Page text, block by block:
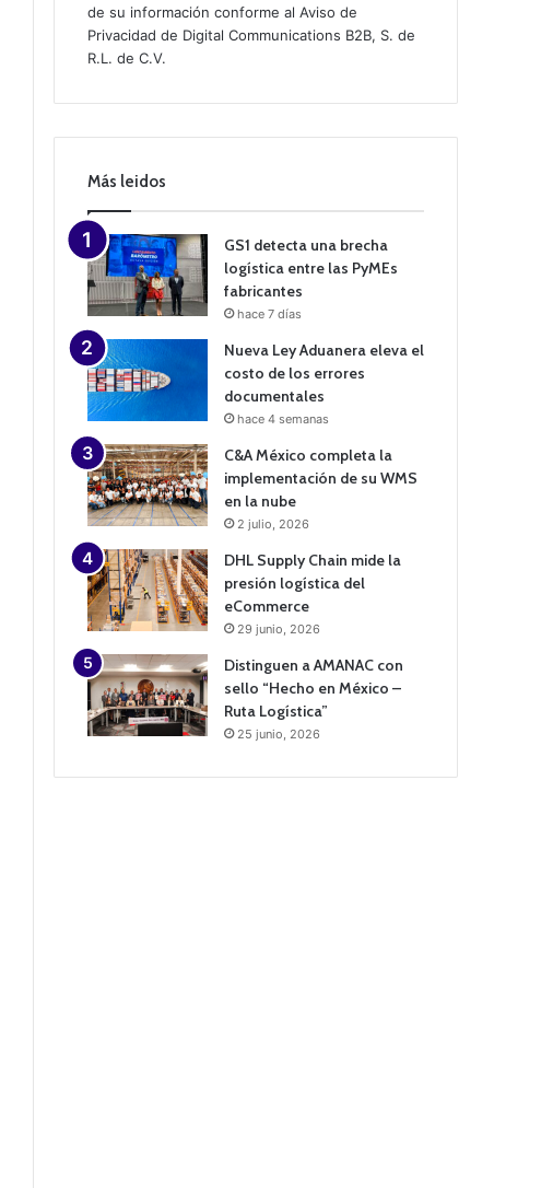
v
e
p
i
n
de su información conforme alAviso de
Privacidad de Digital Communications B2B, S. de
R.L. de C.V.
Más leidos
GS1 detecta una brecha
logística entre las PyMEs
fabricantes
hace 7 días
Nueva Ley Aduanera eleva el
costo de los errores
documentales
hace 4 semanas
C&A México completa la
implementación de su WMS
en la nube
2 julio, 2026
DHL Supply Chain mide la
presión logística del
eCommerce
29 junio, 2026
Distinguen a AMANAC con
sello “Hecho en México –
Ruta Logística”
25 junio, 2026